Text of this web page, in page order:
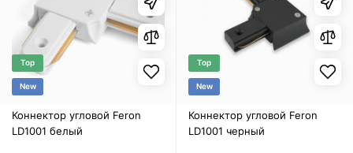
Top
New
Коннектор угловой Feron
LD1001 белый
Top
New
Коннектор угловой Feron
LD1001 черный